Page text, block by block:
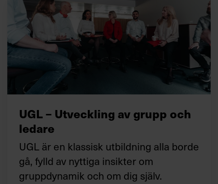
UGL – Utveckling av grupp och
ledare
UGL är en klassisk utbildning alla borde
gå, fylld av nyttiga insikter om
gruppdynamik och om dig själv.